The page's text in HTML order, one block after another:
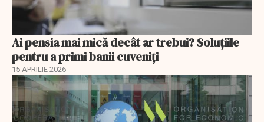
Ai pensia mai mică decât ar trebui? Soluţiile
pentru a primi banii cuveniţi
15 APRILIE 2026